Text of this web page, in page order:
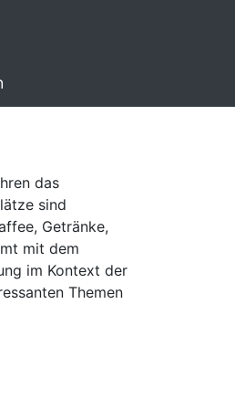
das
sind
Getränke,
mit dem
im Kontext der
Themen